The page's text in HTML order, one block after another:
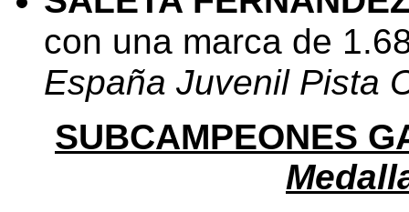
con una marca de
España Juvenil Pista
SUBCAMPEONES